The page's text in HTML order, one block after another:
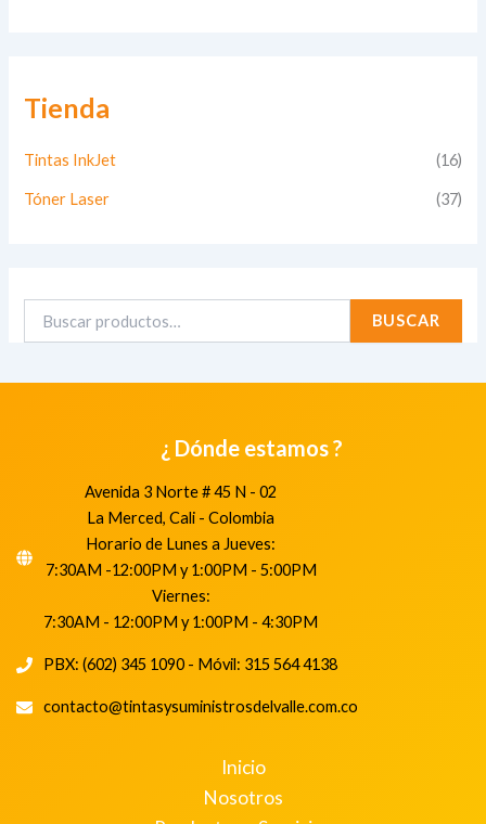
Tienda
Tintas InkJet (16)
Tóner Laser (37)
BUSCAR
¿ Dónde estamos ?
Avenida 3 Norte # 45 N - 02
La Merced, Cali - Colombia
Horario de Lunes a Jueves:
7:30AM -12:00PM y 1:00PM - 5:00PM
Viernes:
7:30AM - 12:00PM y 1:00PM - 4:30PM
PBX: (602) 345 1090 - Móvil: 315 564 4138
contacto@tintasysuministrosdelvalle.com.co
Inicio
Nosotros